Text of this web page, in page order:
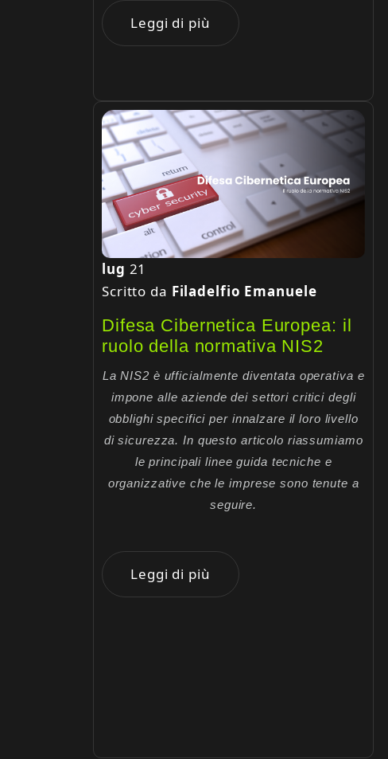
Leggi di più
lug 21
Scritto da Filadelfio Emanuele
Difesa Cibernetica Europea: il
ruolo della normativa NIS2
La NIS2 è ufficialmente diventata operativa e
impone alle aziende dei settori critici degli
obblighi specifici per innalzare il loro livello
di sicurezza. In questo articolo riassumiamo
le principali linee guida tecniche e
organizzative che le imprese sono tenute a
seguire.
Leggi di più